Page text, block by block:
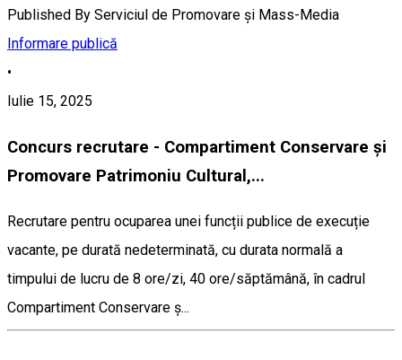
Published By Serviciul de Promovare și Mass-Media
Informare publică
•
Iulie 15, 2025
Concurs recrutare - Compartiment Conservare și
Promovare Patrimoniu Cultural,...
Recrutare pentru ocuparea unei funcții publice de execuție
vacante, pe durată nedeterminată, cu durata normală a
timpului de lucru de 8 ore/zi, 40 ore/săptămână, în cadrul
Compartiment Conservare ș...